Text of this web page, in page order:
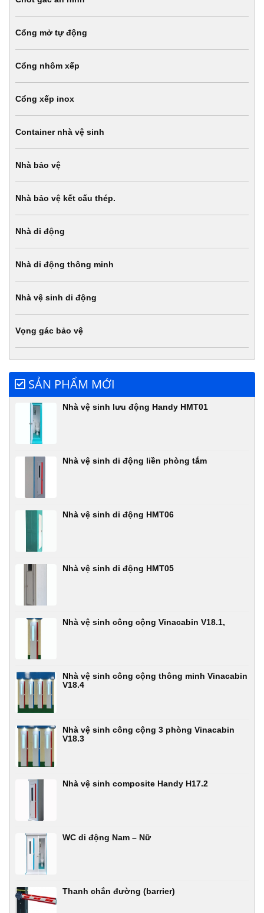
Cổng mở tự động
Cổng nhôm xếp
Cổng xếp inox
Container nhà vệ sinh
Nhà bảo vệ
Nhà bảo vệ kết cấu thép.
Nhà di động
Nhà di động thông minh
Nhà vệ sinh di động
Vọng gác bảo vệ
SẢN PHẨM MỚI
Nhà vệ sinh lưu động Handy HMT01
Nhà vệ sinh di động liền phòng tắm
Nhà vệ sinh di động HMT06
Nhà vệ sinh di động HMT05
Nhà vệ sinh công cộng Vinacabin V18.1,
Nhà vệ sinh công cộng thông minh Vinacabin
V18.4
Nhà vệ sinh công cộng 3 phòng Vinacabin
V18.3
Nhà vệ sinh composite Handy H17.2
WC di động Nam – Nữ
Thanh chắn đường (barrier)